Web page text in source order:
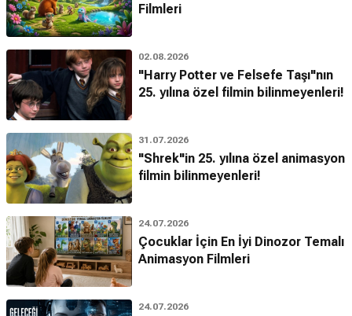
Filmleri
02.08.2026
"Harry Potter ve Felsefe Taşı"nın
25. yılına özel filmin bilinmeyenleri!
31.07.2026
"Shrek"in 25. yılına özel animasyon
filmin bilinmeyenleri!
24.07.2026
Çocuklar İçin En İyi Dinozor Temalı
Animasyon Filmleri
24.07.2026